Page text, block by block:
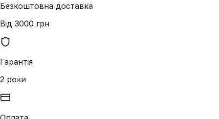
Безкоштовна доставка
Від 3000 грн
Гарантія
2 роки